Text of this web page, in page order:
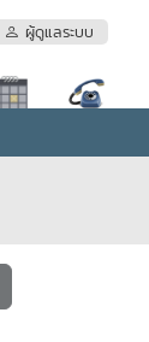
ผู้ดูแลระบบ